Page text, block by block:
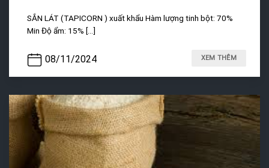
08/11/2024
SẮN LÁT (TAPICORN ) xuất khẩu Hàm lượng tinh bột: 70%
Min Độ ẩm: 15% [...]
XEM THÊM